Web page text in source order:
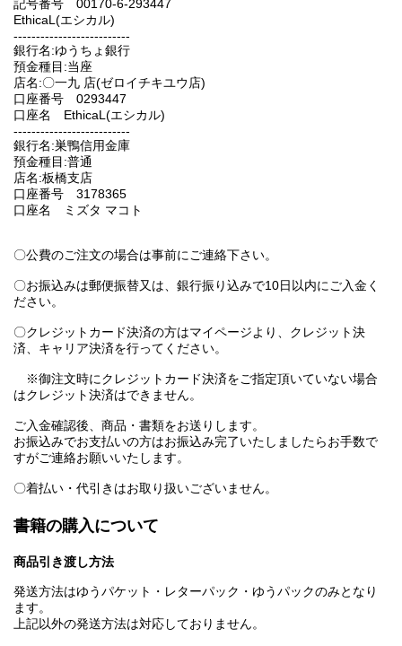
記号番号 00170-6-293447
EthicaL(エシカル)
--------------------------
銀行名:ゆうちょ銀行
預金種目:当座
店名:〇一九 店(ゼロイチキユウ店)
口座番号 0293447
口座名 EthicaL(エシカル)
--------------------------
銀行名:巣鴨信用金庫
預金種目:普通
店名:板橋支店
口座番号 3178365
口座名 ミズタ マコト
〇公費のご注文の場合は事前にご連絡下さい。
〇お振込みは郵便振替又は、銀行振り込みで10日以内にご入金く
ださい。
〇クレジットカード決済の方はマイページより、クレジット決
済、キャリア決済を行ってください。
※御注文時にクレジットカード決済をご指定頂いていない場合
はクレジット決済はできません。
ご入金確認後、商品・書類をお送りします。
お振込みでお支払いの方はお振込み完了いたしましたらお手数で
すがご連絡お願いいたします。
〇着払い・代引きはお取り扱いございません。
書籍の購入について
商品引き渡し方法
発送方法はゆうパケット・レターパック・ゆうパックのみとなり
ます。
上記以外の発送方法は対応しておりません。